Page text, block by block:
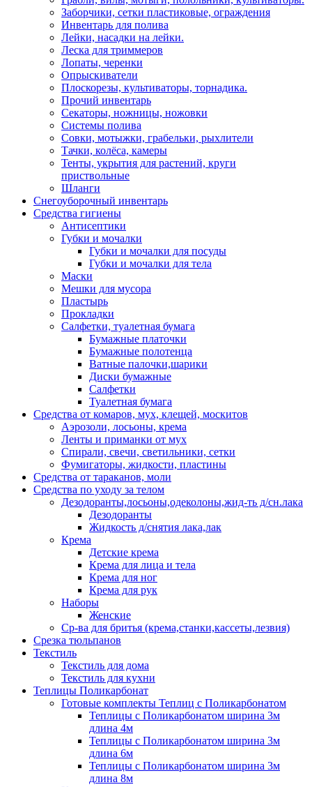
Заборчики, сетки пластиковые, ограждения
Инвентарь для полива
Лейки, насадки на лейки.
Леска для триммеров
Лопаты, черенки
Опрыскиватели
Плоскорезы, культиваторы, торнадика.
Прочий инвентарь
Секаторы, ножницы, ножовки
Системы полива
Совки, мотыжки, грабельки, рыхлители
Тачки, колёса, камеры
Тенты, укрытия для растений, круги
приствольные
Шланги
Снегоуборочный инвентарь
Средства гигиены
Антисептики
Губки и мочалки
Губки и мочалки для посуды
Губки и мочалки для тела
Маски
Мешки для мусора
Пластырь
Прокладки
Салфетки, туалетная бумага
Бумажные платочки
Бумажные полотенца
Ватные палочки,шарики
Диски бумажные
Салфетки
Туалетная бумага
Средства от комаров, мух, клещей, москитов
Аэрозоли, лосьоны, крема
Ленты и приманки от мух
Спирали, свечи, светильники, сетки
Фумигаторы, жидкости, пластины
Средства от тараканов, моли
Средства по уходу за телом
Дезодоранты,лосьоны,одеколоны,жид-ть д/сн.лака
Дезодоранты
Жидкость д/снятия лака,лак
Крема
Детские крема
Крема для лица и тела
Крема для ног
Крема для рук
Наборы
Женские
Ср-ва для бритья (крема,станки,кассеты,лезвия)
Срезка тюльпанов
Текстиль
Текстиль для дома
Текстиль для кухни
Теплицы Поликарбонат
Готовые комплекты Теплиц с Поликарбонатом
Теплицы с Поликарбонатом ширина 3м
длина 4м
Теплицы с Поликарбонатом ширина 3м
длина 6м
Теплицы с Поликарбонатом ширина 3м
длина 8м